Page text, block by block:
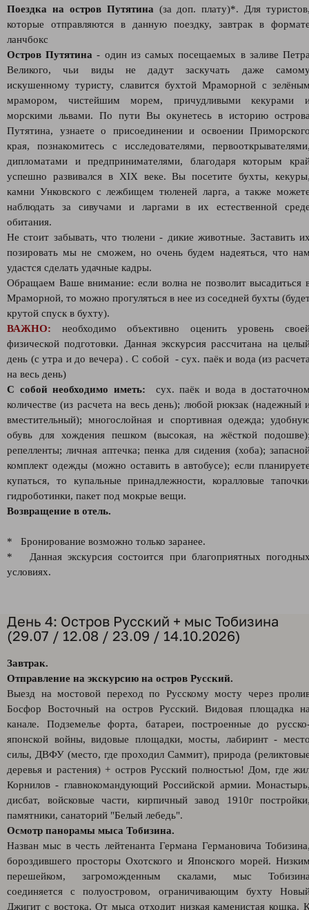
Поездка на остров Путятина (за доп. плату)*. Для
которые отправляются в данную поездку, завтрак в
ланчбокс
Остров Путятина - один из самых посещаемых в заливе
Великого, чьи виды не дадут заскучать даже
искушенному туристу, славится бухтой Мраморной с
мрамором, чистейшим морем, причудливыми кекурами
морскими львами. По пути Вы окунетесь в историю
Путятина, узнаете о присоединении и освоении
края, познакомитесь с исследователями,
дипломатами и предпринимателями, благодаря которым
успешно развивался в XIX веке. Вы посетите бухты,
камни Унковского с лежбищем тюленей ларга, а также
наблюдать за сивучами и ларгами в их естественной
обитания.
Не стоит забывать, что тюлени - дикие животные. Заставить
позировать мы не сможем, но очень будем надеяться, что
удастся сделать удачные кадры.
Обращаем Ваше внимание: если волна не позволит высадиться
Мраморной, то можно прогуляться в нее из соседней бухты
крутой спуск в бухту).
ВАЖНО: необходимо объективно оценить уровень
физической подготовки. Данная экскурсия рассчитана на
день (с утра и до вечера) . С собой - сух. паёк и вода (из
на весь день)
С собой необходимо иметь:
сух. паёк и вода в
количестве (из расчета на весь день); любой рюкзак (надежный
вместительный); многослойная и спортивная одежда;
обувь для хождения пешком (высокая, на жёсткой
репелленты; личная аптечка; пенка для сидения (хоба);
комплект одежды (можно оставить в автобусе); если
купаться, то купальные принадлежности, коралловые
гидроботинки, пакет под мокрые вещи.
Возвращение в отель.
* Бронирование возможно только заранее.
* Данная экскурсия состоится при благоприятных
условиях.
День 4: Остров Русский + мыс Тобизина
(29.07 / 12.08 / 23.09 / 14.10.2026)
Завтрак.
Отправление на экскурсию на остров Русский.
Выезд на мостовой переход по Русскому мосту через
Босфор Восточный на остров Русский. Видовая площадка
канале. Подземелье форта, батареи, построенные до
японской войны, видовые площадки, мосты, лабиринт -
силы, ДВФУ (место, где проходил Саммит), природа
деревья и растения) + остров Русский полностью! Дом, где
Корнилов - главнокомандующий Российской армии.
дисбат, войсковые части, кирпичный завод 1910г
памятники, санаторий "Белый лебедь".
Осмотр панорамы мыса Тобизина.
Назван мыс в честь лейтенанта Германа Германовича
бороздившего просторы Охотского и Японского морей.
перешейком, загроможденным скалами, мыс
соединяется с полуостровом, ограничивающим бухту
Джигит с востока. От мыса отходит низкая каменистая кошка.